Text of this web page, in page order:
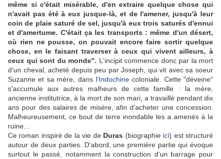
même si c'était misérable, d'en extraire quelque chose qui
n'avait pas été à eux jusque-là, et de l'amener, jusqu'à leur
coin de plaie saturé de sel, jusqu'à eux trois saturés d'ennui
et d'amertume. C'était ça les transports : même d'un désert,
où rien ne pousse, on pouvait encore faire sortir quelque
chose, en le faisant traverser à ceux qui vivent ailleurs, à
ceux qui sont du monde". L'incipit commence donc par la mort
d'un cheval, acheté depuis peu par Joseph, qui vit avec sa soeur
Suzanne et sa mère, dansl'Indochinecoloniale. Cette "déveine"
s'accumule aux autres malheurs de cette famille : la mère,
ancienne institutrice, à la mort de son mari, a travaillé pendant dix
ans pour des salaires de misère, afin d'acheter une concession.
Malheureusement, ce bout de terre inondable les a amenés à la
ruine...
Ce roman inspiré de la vie de Duras (biographieici) est structuré
autour de deux parties. D'abord, une première partie qui évoque
surtout le passé, notamment la construction d'un barrage pour